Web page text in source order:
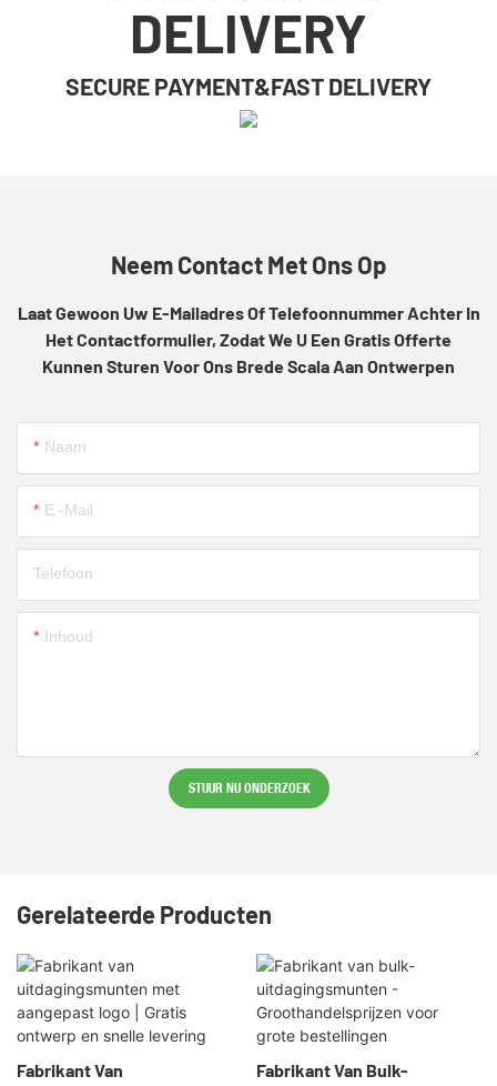
DELIVERY
SECURE PAYMENT&FAST DELIVERY
Neem Contact Met Ons Op
Laat Gewoon Uw E-Mailadres Of Telefoonnummer Achter In
Het Contactformulier, Zodat We U Een Gratis Offerte
Kunnen Sturen Voor Ons Brede Scala Aan Ontwerpen
Naam
E -mail
Telefoon
Inhoud
STUUR NU ONDERZOEK
Gerelateerde Producten
Fabrikant Van Fabrikant Van Bulk-